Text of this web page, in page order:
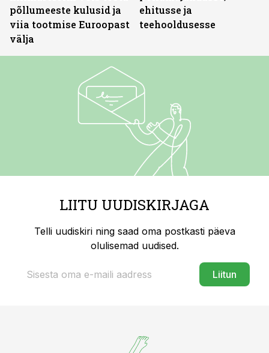
põllumeeste kulusid ja
viia tootmise Euroopast
välja
ehitusse ja
teehooldusesse
LIITU UUDISKIRJAGA
Telli uudiskiri ning saad oma postkasti päeva
olulisemad uudised.
Liitun